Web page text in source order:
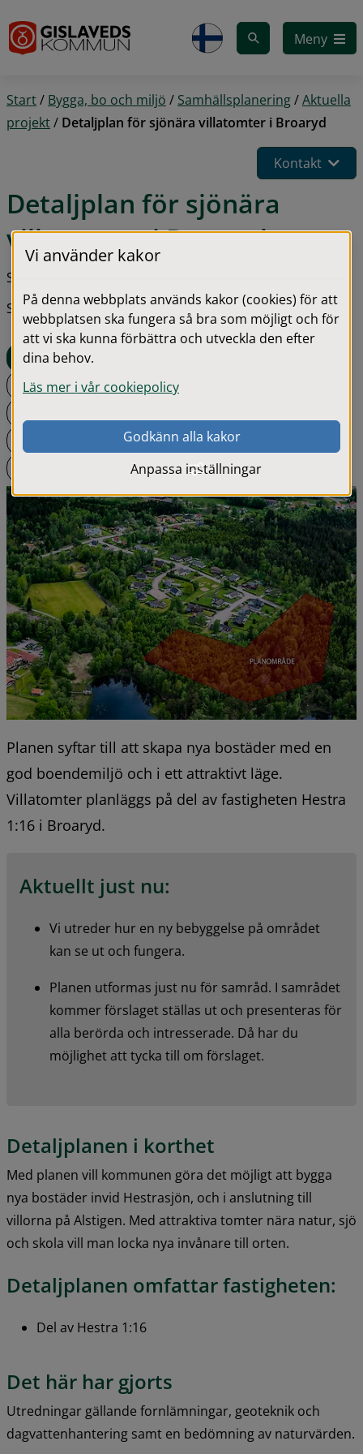
Meny
Start/ Bygga, bo och miljö / Samhällsplanering/Aktuella
projekt/ Detaljplan för sjönära villatomter i Broaryd
Kontakt
Detaljplan för sjönära
villatomter i Broaryd
Senast uppdaterad 20 maj 2026
Steg i processen:
Uppstart detaljplan
Samråd
Planen syftar till att skapa nya bostäder med en
god boendemiljö och i ett attraktivt läge.
Villatomter planläggs på del av fastigheten Hestra
1:16 i Broaryd.
Aktuellt just nu:
Vi utreder hur en ny bebyggelse på området
kan se ut och fungera.
Planen utformas just nu för samråd. I samrådet
kommer förslaget ställas ut och presenteras för
alla berörda och intresserade. Då har du
möjlighet att tycka till om förslaget.
Detaljplanen i korthet
Med planen vill kommunen göra det möjligt att bygga
nya bostäder invid Hestrasjön, och i anslutning till
villorna på Alstigen. Med attraktiva tomter nära natur, sjö
och skola vill man locka nya invånare till orten.
Detaljplanen omfattar fastigheten:
Del av Hestra 1:16
Det här har gjorts
Utredningar gällande fornlämningar, geoteknik och
dagvattenhantering samt en bedömning av naturvärden.
Vi använder kakor
På denna webbplats används kakor (cookies) för att
webbplatsen ska fungera så bra som möjligt och för
att vi ska kunna förbättra och utveckla den efter
dina behov.
Läs mer i vår cookiepolicy
Godkänn alla kakor
Anpassa inställningar